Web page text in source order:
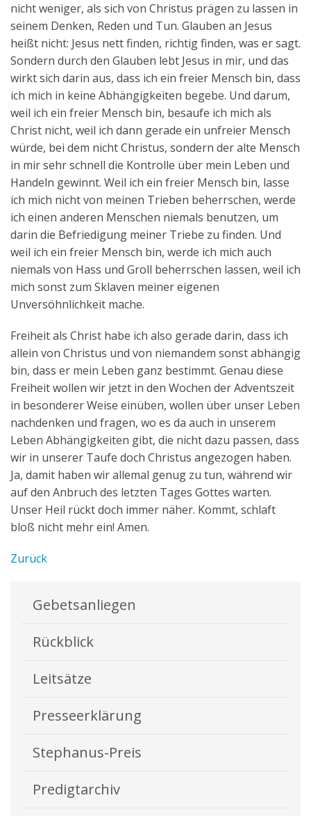
nicht weniger, als sich von Christus prägen zu lassen in
seinem Denken, Reden und Tun. Glauben an Jesus
heißt nicht: Jesus nett finden, richtig finden, was er sagt.
Sondern durch den Glauben lebt Jesus in mir, und das
wirkt sich darin aus, dass ich ein freier Mensch bin, dass
ich mich in keine Abhängigkeiten begebe. Und darum,
weil ich ein freier Mensch bin, besaufe ich mich als
Christ nicht, weil ich dann gerade ein unfreier Mensch
würde, bei dem nicht Christus, sondern der alte Mensch
in mir sehr schnell die Kontrolle über mein Leben und
Handeln gewinnt. Weil ich ein freier Mensch bin, lasse
ich mich nicht von meinen Trieben beherrschen, werde
ich einen anderen Menschen niemals benutzen, um
darin die Befriedigung meiner Triebe zu finden. Und
weil ich ein freier Mensch bin, werde ich mich auch
niemals von Hass und Groll beherrschen lassen, weil ich
mich sonst zum Sklaven meiner eigenen
Unversöhnlichkeit mache.
Freiheit als Christ habe ich also gerade darin, dass ich
allein von Christus und von niemandem sonst abhängig
bin, dass er mein Leben ganz bestimmt. Genau diese
Freiheit wollen wir jetzt in den Wochen der Adventszeit
in besonderer Weise einüben, wollen über unser Leben
nachdenken und fragen, wo es da auch in unserem
Leben Abhängigkeiten gibt, die nicht dazu passen, dass
wir in unserer Taufe doch Christus angezogen haben.
Ja, damit haben wir allemal genug zu tun, während wir
auf den Anbruch des letzten Tages Gottes warten.
Unser Heil rückt doch immer näher. Kommt, schlaft
bloß nicht mehr ein! Amen.
Zurück
Gebetsanliegen
Rückblick
Leitsätze
Presseerklärung
Stephanus-Preis
Predigtarchiv